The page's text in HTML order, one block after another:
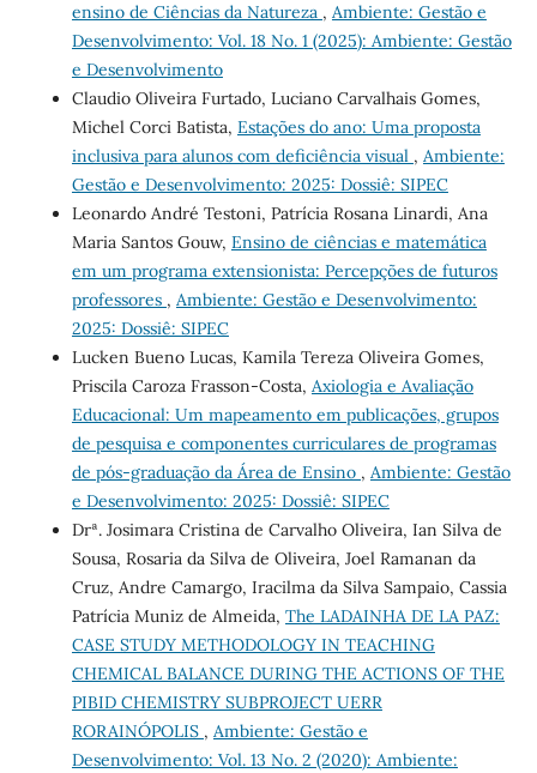
ensino de Ciências da Natureza , Ambiente: Gestão e
Desenvolvimento: Vol. 18 No. 1 (2025): Ambiente: Gestão
e Desenvolvimento
Claudio Oliveira Furtado, Luciano Carvalhais Gomes,
Michel Corci Batista, Estações do ano: Uma proposta
inclusiva para alunos com deficiência visual , Ambiente:
Gestão e Desenvolvimento: 2025: Dossiê: SIPEC
Leonardo André Testoni, Patrícia Rosana Linardi, Ana
Maria Santos Gouw, Ensino de ciências e matemática
em um programa extensionista: Percepções de futuros
professores , Ambiente: Gestão e Desenvolvimento:
2025: Dossiê: SIPEC
Lucken Bueno Lucas, Kamila Tereza Oliveira Gomes,
Priscila Caroza Frasson-Costa, Axiologia e Avaliação
Educacional: Um mapeamento em publicações, grupos
de pesquisa e componentes curriculares de programas
de pós-graduação da Área de Ensino , Ambiente: Gestão
e Desenvolvimento: 2025: Dossiê: SIPEC
Drª. Josimara Cristina de Carvalho Oliveira, Ian Silva de
Sousa, Rosaria da Silva de Oliveira, Joel Ramanan da
Cruz, Andre Camargo, Iracilma da Silva Sampaio, Cassia
Patrícia Muniz de Almeida, The LADAINHA DE LA PAZ:
CASE STUDY METHODOLOGY IN TEACHING
CHEMICAL BALANCE DURING THE ACTIONS OF THE
PIBID CHEMISTRY SUBPROJECT UERR
RORAINÓPOLIS , Ambiente: Gestão e
Desenvolvimento: Vol. 13 No. 2 (2020): Ambiente: